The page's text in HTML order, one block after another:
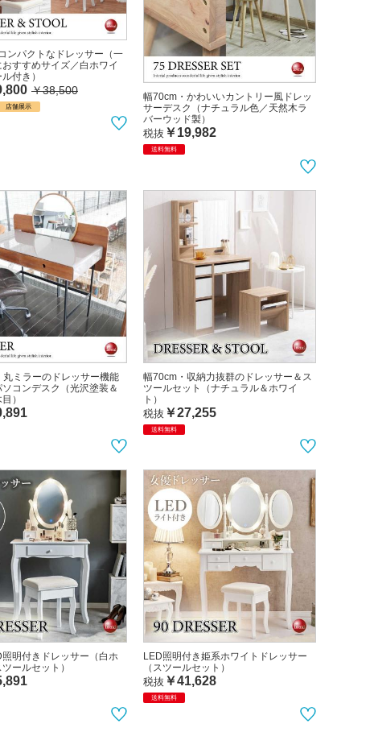
ンパクトなドレッサー（一
おすすめサイズ／白ホワイ
付き）
￥38,500
店舗展示
幅70cm・かわいいカントリー風ドレッ
サーデスク（ナチュラル色／天然木ラ
バーウッド製）
税抜 ￥19,982
送料無料
ミラーのドレッサー機能
コンデスク（光沢塗装＆
）
幅70cm・収納力抜群のドレッサー＆ス
ツールセット（ナチュラル＆ホワイ
ト）
税抜 ￥27,255
送料無料
明付きドレッサー（白ホ
ールセット）
LED照明付き姫系ホワイトドレッサー
（スツールセット）
税抜 ￥41,628
送料無料